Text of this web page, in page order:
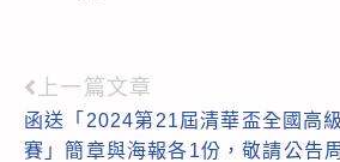
Read
more
上一篇文章
函送「2024第21屆清華盃全國高
賽」簡章與海報各1份，敬請公告